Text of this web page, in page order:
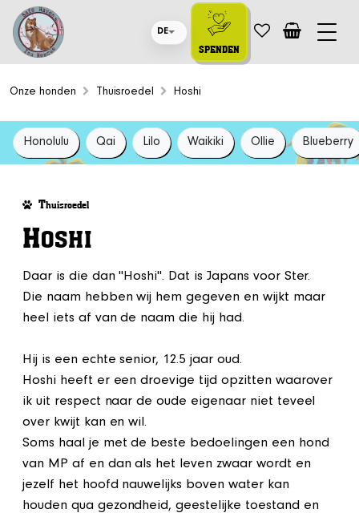
DE
SPENDEN
Onze honden Thuisroedel Hoshi
Honolulu Qai Lilo Waikiki Ollie Blueberry
Thuisroedel
HOSHI
Daar is die dan "Hoshi". Dat is Japans voor Ster.
Die naam hebben wij hem gegeven en wijkt maar
heel iets af van de naam die hij had.
Hij is een echte senior, 12.5 jaar oud.
Hoshi heeft er een droevige tijd opzitten waarover
ik uit respect naar de oude eigenaar niet teveel
over kwijt kan en wil.
Soms haal je met de beste bedoelingen een hond
van MP af en dan als het leven zwaar wordt en
jezelf het hoofd nauwelijks boven water kan
houden qua gezondheid, geestelijke toestand en